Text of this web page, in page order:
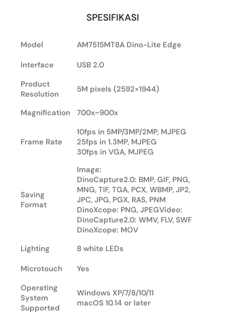
SPESIFIKASI
Model
AM7515MT8A Dino-Lite Edge
Interface
USB 2.0
Product
Resolution
5M pixels (2592×1944)
Magnification 700x~900x
Frame Rate
10fps in 5MP/3MP/2MP, MJPEG
25fps in 1.3MP, MJPEG
30fps in VGA, MJPEG
Saving
Format
Image:
DinoCapture2.0: BMP, GIF, PNG,
MNG, TIF, TGA, PCX, WBMP, JP2,
JPC, JPG, PGX, RAS, PNM
DinoXcope: PNG, JPEGVideo:
DinoCapture2.0: WMV, FLV, SWF
DinoXcope: MOV
Lighting
8 white LEDs
Microtouch
Yes
Operating
System
Supported
Windows XP/7/8/10/11
macOS 10.14 or later